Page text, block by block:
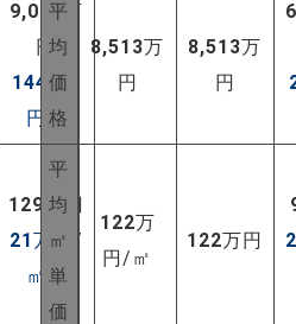
9,037万
円
1442万
円 ⬆
129 万円
21万円/
㎡ ⬆
平
均
価
格
8,513万
円
8,513万
円
平
均
㎡
単
価
122万
円/㎡
122万円